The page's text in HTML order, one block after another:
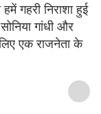
गहरी निराशा हुई
गांधी और
एक राजनेता के